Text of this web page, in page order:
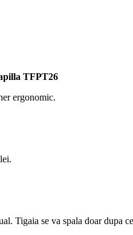
TFPT26
ergonomic.
Tigaia se va spala doar dupa